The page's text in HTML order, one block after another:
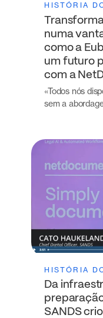
HISTÓRIA
numa
como a
um futuro
com a
«Todos nós
sem a
HISTÓRIA
Da
SANDS